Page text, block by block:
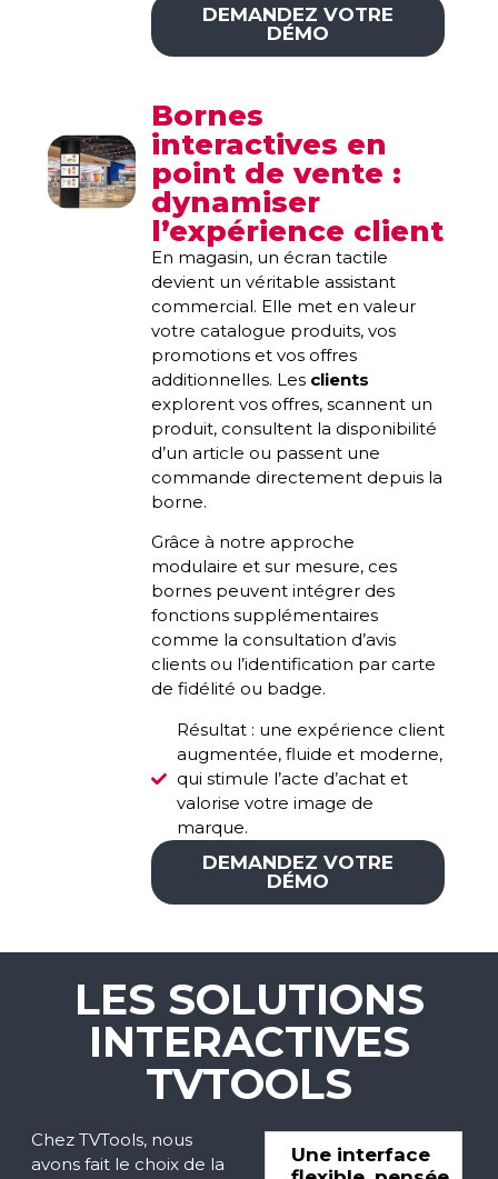
DEMANDEZ VOTRE
DÉMO
Bornes
interactives en
point de vente :
dynamiser
l’expérience client
En magasin, un écran tactile
devient un véritable assistant
commercial. Elle met en valeur
votre catalogue produits, vos
promotions et vos offres
additionnelles. Les clients
explorent vos offres, scannent un
produit, consultent la disponibilité
d’un article ou passent une
commande directement depuis la
borne.
Grâce à notre approche
modulaire et sur mesure, ces
bornes peuvent intégrer des
fonctions supplémentaires
comme la consultation d’avis
clients ou l’identification par carte
de fidélité ou badge.
Résultat : une expérience client
augmentée, fluide et moderne,
qui stimule l’acte d’achat et
valorise votre image de
marque.
DEMANDEZ VOTRE
DÉMO
LES SOLUTIONS
INTERACTIVES
TVTOOLS
Chez TVTools, nous
avons fait le choix de la
Une interface